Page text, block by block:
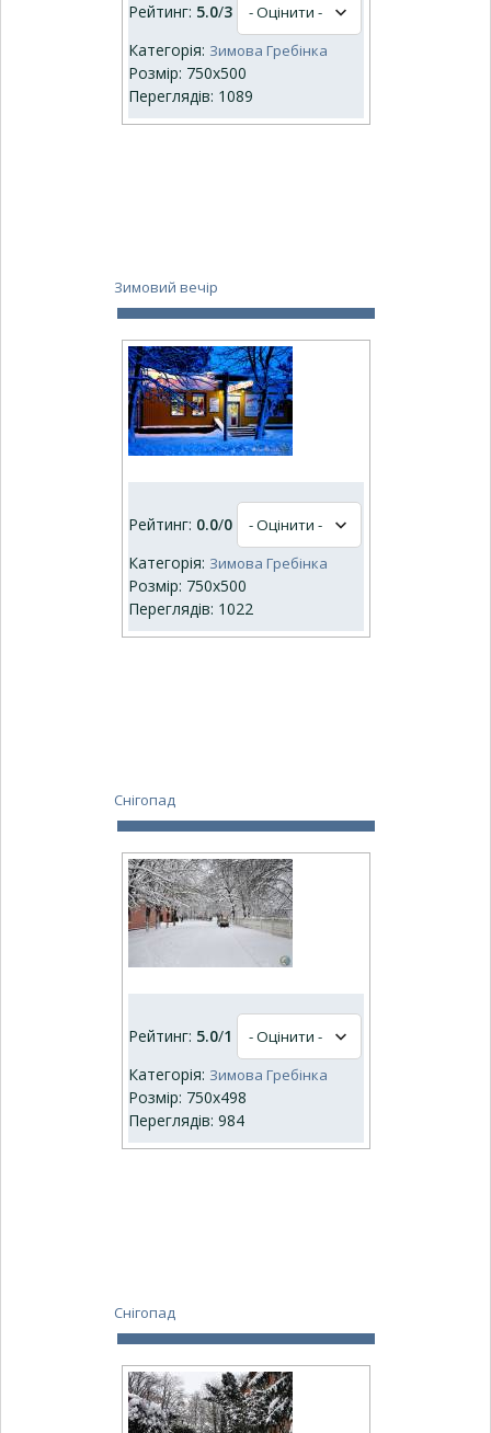
Рейтинг: 5.0/3
Категорія: Зимова Гребінка
Розмір: 750x500
Переглядів: 1089
Зимовий вечір
Рейтинг: 0.0/0
Категорія: Зимова Гребінка
Розмір: 750x500
Переглядів: 1022
Снігопад
Рейтинг: 5.0/1
Категорія: Зимова Гребінка
Розмір: 750x498
Переглядів: 984
Снігопад